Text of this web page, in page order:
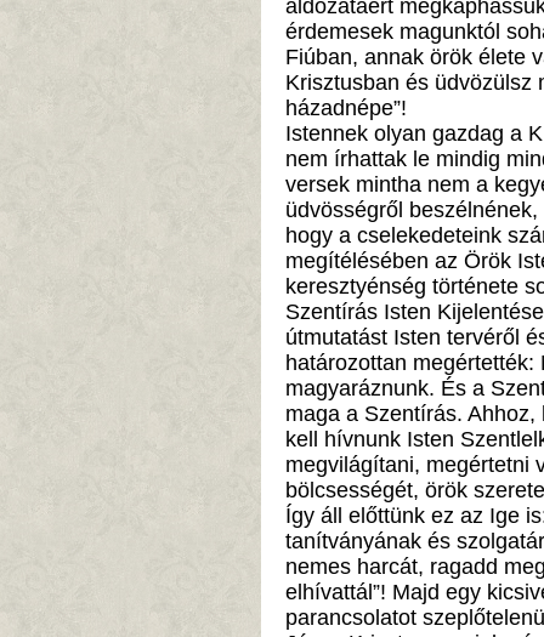
áldozatáért
érdemesek magunktól
Fiúban, annak örök élete
Krisztusban és üdvözülsz
házadnépe”!
Istennek olyan gazdag a
nem írhattak le mindig
versek mintha nem a
üdvösségről
hogy a cselekedeteink
megítélésében az Örök
keresztyénség története
Szentírás Isten
útmutatást Isten tervéről
határozottan
magyaráznunk. És a
maga a Szentírás.
kell hívnunk Isten
megvilágítani, megértetni
bölcsességét, örök
Így áll előttünk ez az Ige
tanítványának és
nemes harcát, ragadd
elhívattál”! Majd egy
parancsolatot